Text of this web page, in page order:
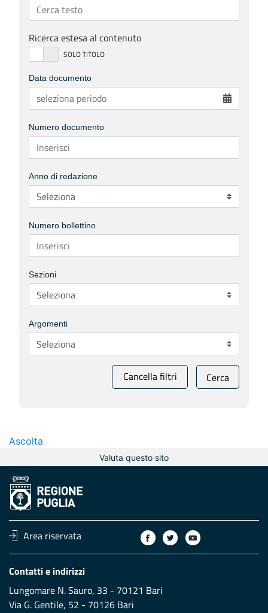
Ricerca estesa al contenuto
Data documento
Numero documento
Anno di redazione
Numero bollettino
Sezioni
Argomenti
Cancella filtri Cerca
Ascolta
Valuta questo sito
Area riservata
Contatti e indirizzi
Lungomare N. Sauro, 33 - 70121 Bari
Via G. Gentile, 52 - 70126 Bari